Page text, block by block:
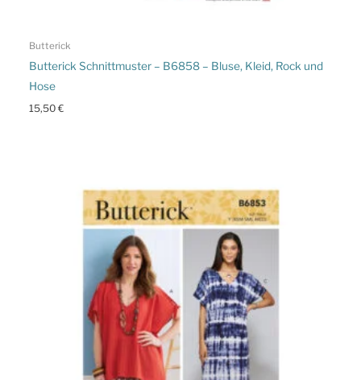
Butterick
Butterick Schnittmuster – B6858 – Bluse, Kleid, Rock und
Hose
15,50€